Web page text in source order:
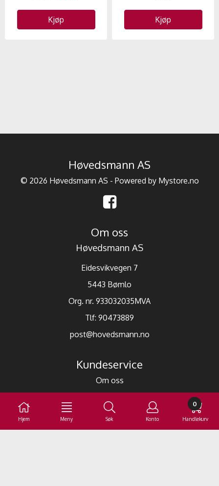
Hjem Meny Søk Konto
0
Handlekurv
Kjøp Kjøp
Høvedsmann AS
© 2026 Høvedsmann AS - Powered by Mystore.no
Om oss
Høvedsmann AS
Eidesvikvegen 7
5443 Bømlo
Org. nr. 933032035MVA
Tlf: 90473889
post@hovedsmann.no
Kundeservice
Om oss
Kjøpsbetingelser
Betaling fra utlandet